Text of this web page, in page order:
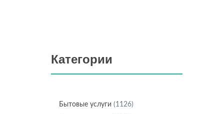
Категории
Бытовые услуги (1126)